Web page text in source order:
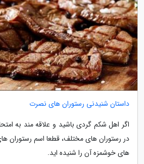
داستان شنیدنی رستوران های نصرت
اگر اهل شکم گردی باشید و علاقه مند به
در رستوران های مختلف، قطعا اسم
های خوشمزه آن را شنیده اید.